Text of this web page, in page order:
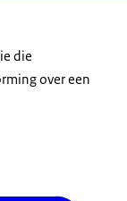
die
over een